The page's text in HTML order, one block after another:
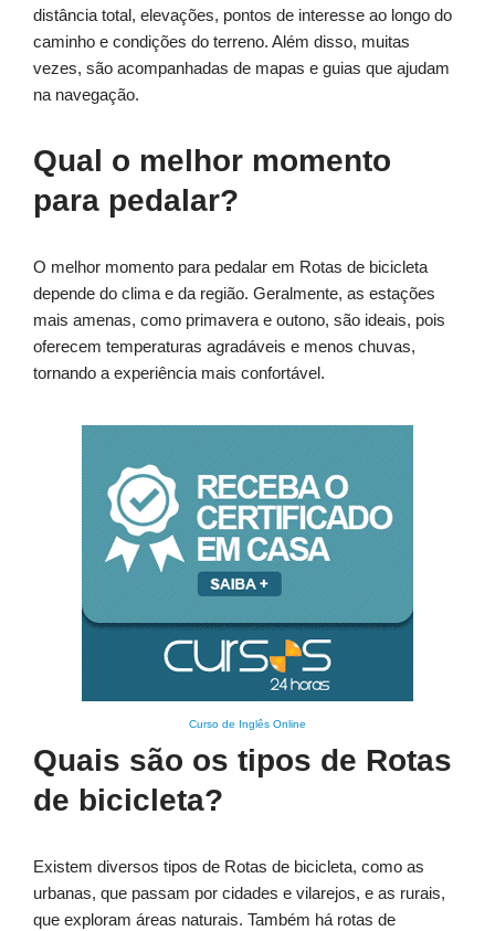
distância total, elevações, pontos de interesse ao longo do
caminho e condições do terreno. Além disso, muitas
vezes, são acompanhadas de mapas e guias que ajudam
na navegação.
Qual o melhor momento
para pedalar?
O melhor momento para pedalar em Rotas de bicicleta
depende do clima e da região. Geralmente, as estações
mais amenas, como primavera e outono, são ideais, pois
oferecem temperaturas agradáveis e menos chuvas,
tornando a experiência mais confortável.
Curso de Inglês Online
Quais são os tipos de Rotas
de bicicleta?
Existem diversos tipos de Rotas de bicicleta, como as
urbanas, que passam por cidades e vilarejos, e as rurais,
que exploram áreas naturais. Também há rotas de